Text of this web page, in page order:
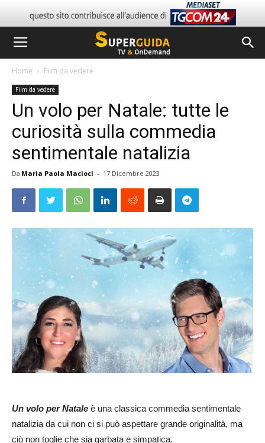
Home Film da vedere
Film da vedere
Un volo per Natale: tutte le
curiosità sulla commedia
sentimentale natalizia
Da Maria Paola Macioci - 17 Dicembre 2023
Un volo per Natale è una classica commedia sentimentale
natalizia da cui non ci si può aspettare grande originalità, ma
ciò non toglie che sia garbata e simpatica.